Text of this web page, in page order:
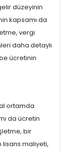
düzeyinin
kapsamı da
vergi
daha detaylı
ücretinin
ortamda
da ücretin
bir
lisans maliyeti,